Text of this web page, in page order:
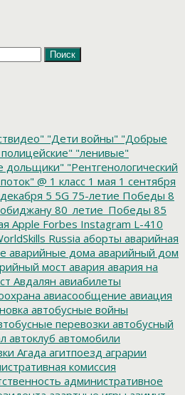
"Дети войны" "Добрые
"ленивые"
дольщики" "Рентгенологический
@ 1 класс 1 мая 1 сентября
5 5G 75-летие Победы 8
80_летие_Победы 85
Apple Forbes Instagram L-410
Russia аборты аварийная
аварийные дома аварийный дом
мост авария авария на
Авдалян авиабилеты
авиасообщение авиация
автобусные войны
перевозки автобусный
автоклуб автомобили
Агада агитпоезд аграрии
комиссия
административное